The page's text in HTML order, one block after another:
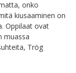
onko
kiusaaminen on
Oppilaat ovat
muassa
Trög